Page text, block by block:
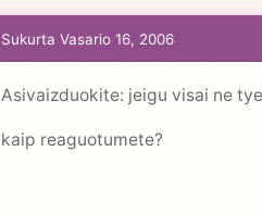
Sukurta Vasario 16, 2006
Asivaizduokite: jeigu visai ne
kaip reaguotumete?